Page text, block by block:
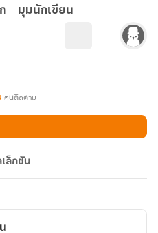
มุมนักเขียน
คนติดตาม
ล็กชัน